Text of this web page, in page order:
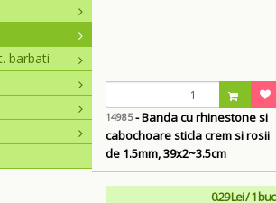
barbati
14985- Banda cu rhinestone si
cabochoare sticla crem si rosii
de 1.5mm, 39x2~3.5cm
0.29 Lei / 1 buc